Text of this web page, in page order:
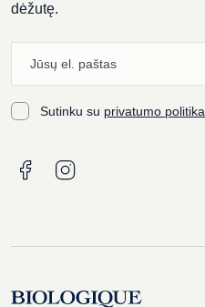
dėžutę.
Sutinku su privatumo politika